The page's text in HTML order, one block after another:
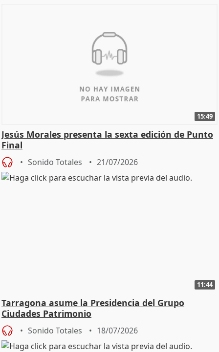
15:49
Jesús Morales presenta la sexta edición de Punto
Final
Sonido Totales 21/07/2026
11:44
Tarragona asume la Presidencia del Grupo
Ciudades Patrimonio
Sonido Totales 18/07/2026